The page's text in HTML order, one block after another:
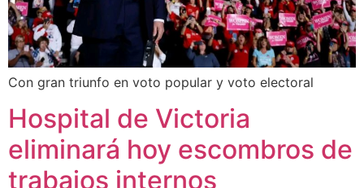
Con gran triunfo en voto popular y voto electoral
Hospital de Victoria
eliminará hoy escombros de
trabajos internos